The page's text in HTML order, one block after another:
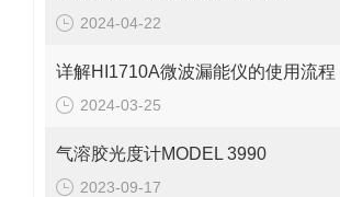
2024-04-22
详解HI1710A微波漏能仪的使用流程
2024-03-25
气溶胶光度计MODEL 3990
2023-09-17